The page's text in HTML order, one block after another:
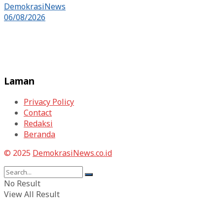
DemokrasiNews
06/08/2026
Laman
Privacy Policy
Contact
Redaksi
Beranda
© 2025 DemokrasiNews.co.id
No Result
View All Result